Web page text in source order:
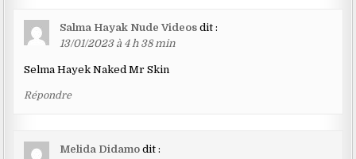
Salma Hayak Nude Videos dit :
13/01/2023 à 4 h 38 min
Selma Hayek Naked Mr Skin
Répondre
Melida Didamo dit :